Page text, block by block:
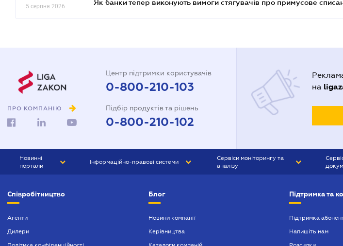
5 серпня 2026
Як банки тепер виконують вимоги стягувачів про примусове
ПРО КОМПАНІЮ
Центр підтримки користувачів
0-800-210-103
Підбір продуктів та рішень
0-800-210-102
на
Новинні
портали
БІЗНЕС
Інформаційно-правові системи
БУХГАЛТЕР ПРОФ
Сервіси моніторингу та
аналізу
Співробітництво
Агенти
Дилери
Блог
Новини компанії
Керівництва
Підтримка та
Підтримка
Напишіть нам